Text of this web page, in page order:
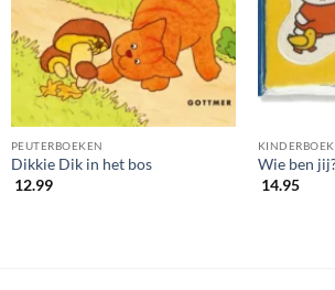
PEUTERBOEKEN
Dikkie Dik in het bos
12.99
Wie ben
14.95